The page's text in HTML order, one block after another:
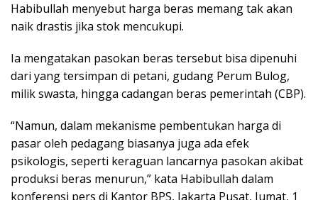
Habibullah menyebut harga beras memang tak akan
naik drastis jika stok mencukupi.
Ia mengatakan pasokan beras tersebut bisa dipenuhi
dari yang tersimpan di petani, gudang Perum Bulog,
milik swasta, hingga cadangan beras pemerintah (CBP).
“Namun, dalam mekanisme pembentukan harga di
pasar oleh pedagang biasanya juga ada efek
psikologis, seperti keraguan lancarnya pasokan akibat
produksi beras menurun,” kata Habibullah dalam
konferensi pers di Kantor BPS, Jakarta Pusat, Jumat, 1